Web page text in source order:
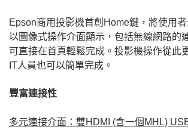
Epson商用投影機首創Home鍵，將使用
以圖像式操作介面顯示，包括無線網路的
可直接在首頁輕鬆完成。投影機操作從此
IT人員也可以簡單完成。
豐富連接性
多元連接介面：雙HDMI (含一個MHL)